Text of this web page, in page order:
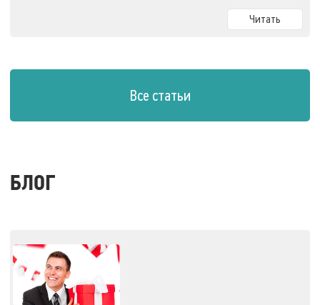
Читать
Все статьи
БЛОГ